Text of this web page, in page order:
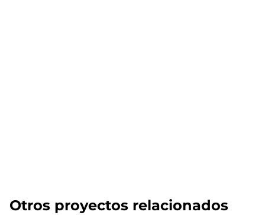
Otros proyectos relacionados